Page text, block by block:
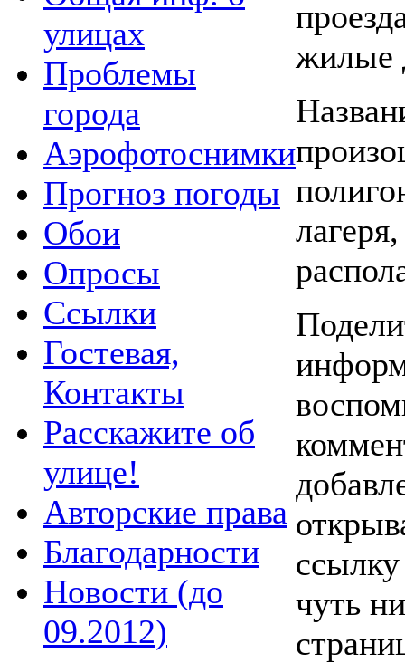
улицах
Проблемы
города
Аэрофотоснимки
Прогноз погоды
Обои
Опросы
Ссылки
Гостевая,
Контакты
Расскажите об
улице!
Авторские права
Благодарности
Новости (до
09.2012)
жилые
чуть